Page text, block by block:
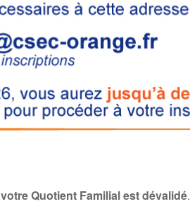
votre Quotient Familial est dévalidé.